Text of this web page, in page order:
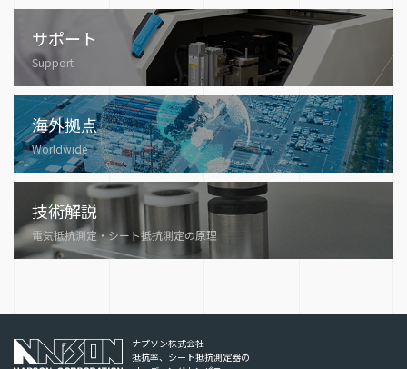
サポート
Support
海外拠点
Worldwide
技術解説
電気抵抗測定・シート抵抗測定の原理
ナプソン株式会社
抵抗率、シート抵抗測定器の